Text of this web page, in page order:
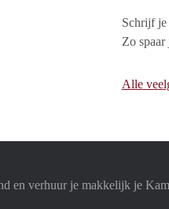
Schrijf
Zo
Alle
en verhuur je makkelijk je